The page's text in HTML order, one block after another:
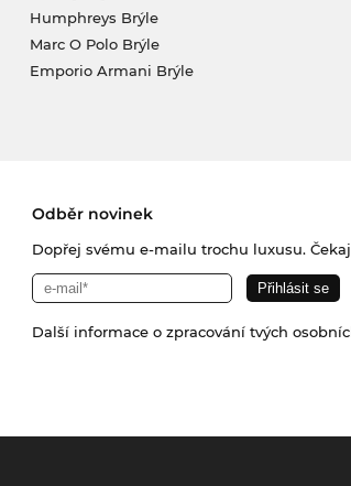
Humphreys Brýle
Marc O Polo Brýle
Emporio Armani Brýle
Odběr novinek
Dopřej svému e-mailu trochu luxusu.
Další informace o zpracování tvých